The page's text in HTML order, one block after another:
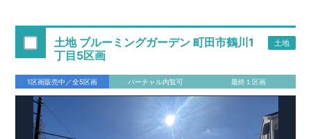
成材にヒノキを使用しております！
■長期優良住宅もっと詳しく
「いい家を作って、きちんと手
7つの厳しい技術基準をクリアした物件だけが認定を受けられる
長期優良住宅。
長期優良住宅として認定を受けるためには、国が定めた下記7つ
の技術基準をクリアする必要があります。東栄住宅は全棟でク
リア！①耐震性②劣化対策③維持管理性④住戸面積⑤省エネル
ギー性⑥居住環境⑦維持保全管理
そのほかの魅力として、住宅ローン金利優遇、固定資産税の減
土地 ブルーミングガーデン 町田市鶴川1
丁目5区画
土地
1区画販売中／全5区画 バーチャル内覧可 最終１区画